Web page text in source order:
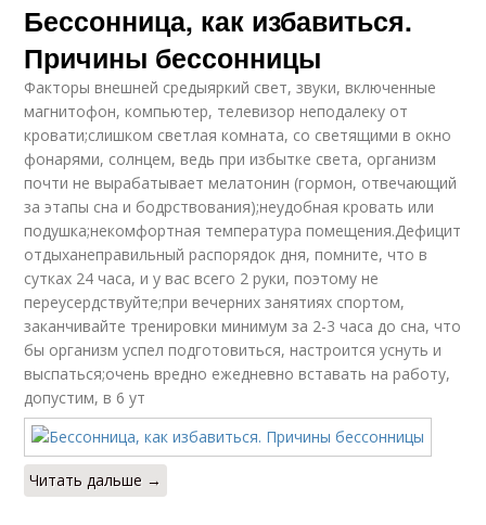
Бессонница, как избавиться.
Причины бессонницы
Факторы внешней средыяркий свет, звуки, включенные
магнитофон, компьютер, телевизор неподалеку от
кровати;слишком светлая комната, со светящими в окно
фонарями, солнцем, ведь при избытке света, организм
почти не вырабатывает мелатонин (гормон, отвечающий
за этапы сна и бодрствования);неудобная кровать или
подушка;некомфортная температура помещения.Дефицит
отдыханеправильный распорядок дня, помните, что в
сутках 24 часа, и у вас всего 2 руки, поэтому не
переусердствуйте;при вечерних занятиях спортом,
заканчивайте тренировки минимум за 2-3 часа до сна, что
бы организм успел подготовиться, настроится уснуть и
выспаться;очень вредно ежедневно вставать на работу,
допустим, в 6 ут
Читать дальше →